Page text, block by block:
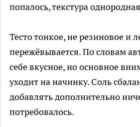
попалось, текстура
Тесто тонкое, не резиновое и
пережёвывается. По словам
себе вкусное, но основное
уходит на начинку. Соль
добавлять дополнительно
потребовалось.